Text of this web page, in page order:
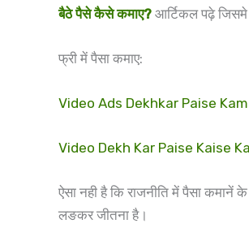
बैठे पैसे कैसे कमाए? आर्टिकल पढ़े जिसमे
फ्री में पैसा कमाए:
Video Ads Dekhkar Paise
Video Dekh Kar Paise Kaise
ऐसा नही है कि राजनीति में पैसा
लङकर जीतना है।